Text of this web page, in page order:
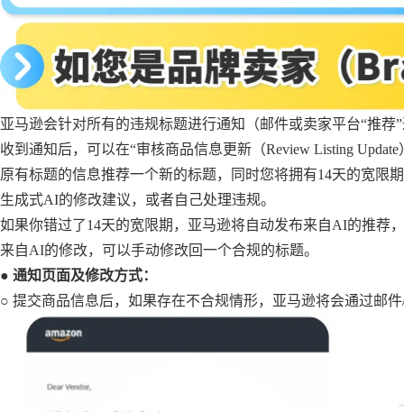
亚马逊会针对所有的违规标题进行通知（邮件或卖家平台“推
收到通知后，可以在“审核商品信息更新（Review Listing
原有标题的信息推荐一个新的标题，同时您将拥有14天的宽限
生成式AI的修改建议，或者自己处理违规。
如果你错过了14天的宽限期，亚马逊将自动发布来自AI的推荐
来自AI的修改，可以手动修改回一个合规的标题。
● 通知页面及修改方式：
○ 提交商品信息后，如果存在不合规情形，亚马逊将会通过邮